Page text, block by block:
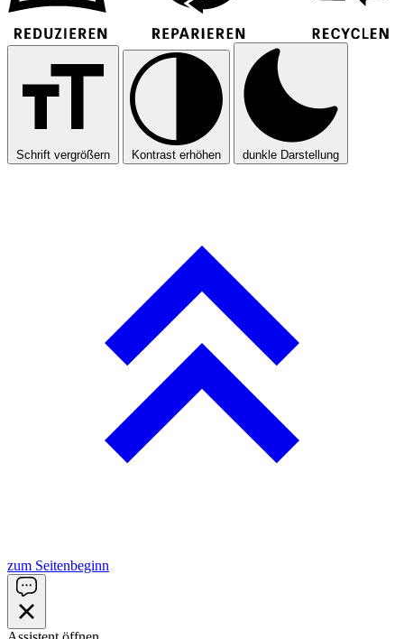
Schrift vergrößern Kontrast erhöhen dunkle Darstellung
zum Seitenbeginn